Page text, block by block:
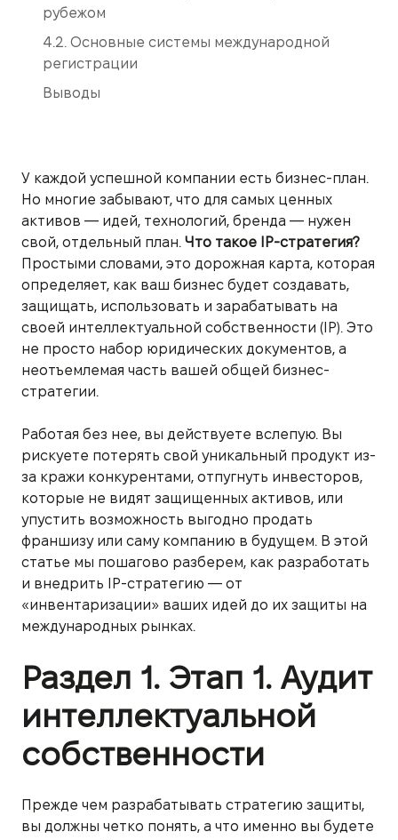
рубежом
4.2. Основные системы международной
регистрации
Выводы
У каждой успешной компании есть бизнес-план.
Но многие забывают, что для самых ценных
активов — идей, технологий, бренда — нужен
свой, отдельный план. Что такое IP-стратегия?
Простыми словами, это дорожная карта, которая
определяет, как ваш бизнес будет создавать,
защищать, использовать и зарабатывать на
своей интеллектуальной собственности (IP). Это
не просто набор юридических документов, а
неотъемлемая часть вашей общей бизнес-
стратегии.
Работая без нее, вы действуете вслепую. Вы
рискуете потерять свой уникальный продукт из-
за кражи конкурентами, отпугнуть инвесторов,
которые не видят защищенных активов, или
упустить возможность выгодно продать
франшизу или саму компанию в будущем. В этой
статье мы пошагово разберем, как разработать
и внедрить IP-стратегию — от
«инвентаризации» ваших идей до их защиты на
международных рынках.
Раздел 1. Этап 1. Аудит
интеллектуальной
собственности
Прежде чем разрабатывать стратегию защиты,
вы должны четко понять, а что именно вы будете